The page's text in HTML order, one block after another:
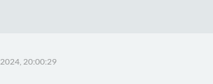
20:00:29